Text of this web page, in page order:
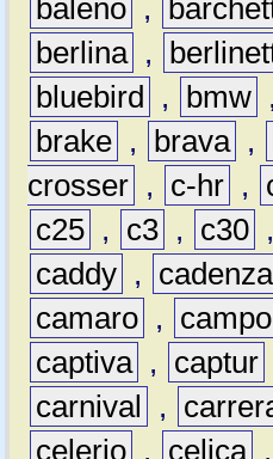
baleno ,
berlina ,
bluebird
, bmw ,
brake , brava ,
crosser , c-hr ,
c25 , c3 , c30 ,
caddy , cadenza
camaro , campo
captiva , captur
carnival
,
celerio , celica ,